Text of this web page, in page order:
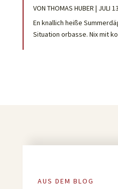
VON THOMAS HUBER | JULI
En knallich heiße
Situation orbasse. Nix mit
AUS DEM BLOG